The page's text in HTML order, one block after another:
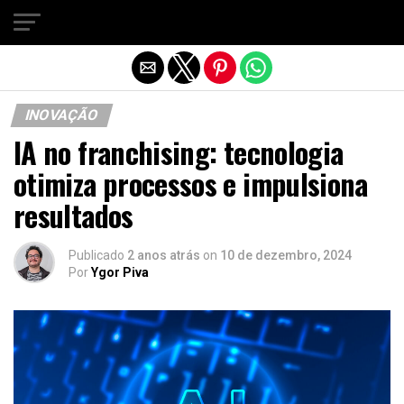
INOVAÇÃO
IA no franchising: tecnologia
otimiza processos e impulsiona
resultados
Publicado 2 anos atrás on 10 de dezembro, 2024
PorYgor Piva